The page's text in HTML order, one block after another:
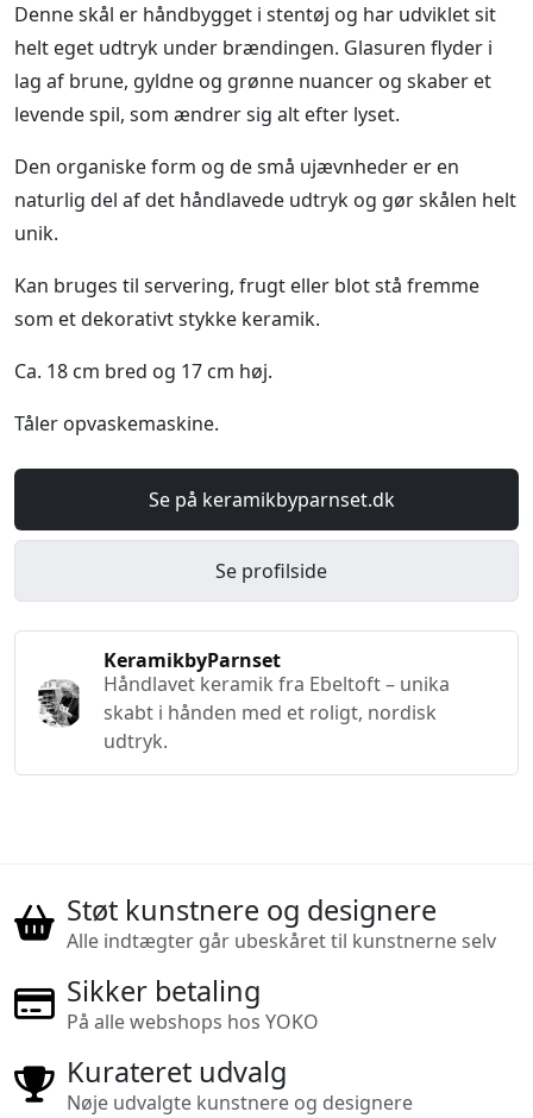
Denne skål er håndbygget i stentøj og har udviklet sit
helt eget udtryk under brændingen. Glasuren flyder i
lag af brune, gyldne og grønne nuancer og skaber et
levende spil, som ændrer sig alt efter lyset.
Den organiske form og de små ujævnheder er en
naturlig del af det håndlavede udtryk og gør skålen helt
unik.
Kan bruges til servering, frugt eller blot stå fremme
som et dekorativt stykke keramik.
Ca. 18 cm bred og 17 cm høj.
Tåler opvaskemaskine.
Se på keramikbyparnset.dk
Se profilside
KeramikbyParnset
Håndlavet keramik fra Ebeltoft – unika
skabt i hånden med et roligt, nordisk
udtryk.
Støt kunstnere og designere
Alle indtægter går ubeskåret til kunstnerne selv
Sikker betaling
På alle webshops hos YOKO
Kurateret udvalg
Nøje udvalgte kunstnere og designere